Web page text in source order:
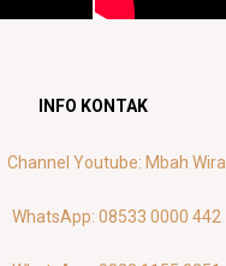
INFO KONTAK
Channel Youtube: Mbah Wira
WhatsApp: 08533 0000 442